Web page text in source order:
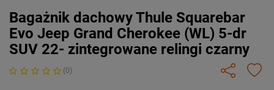
Bagażnik dachowy Thule Squarebar
Evo Jeep Grand Cherokee (WL) 5-dr
SUV 22- zintegrowane relingi czarny
(0)